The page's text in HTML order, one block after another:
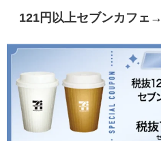
121円以上セブンカフェ→